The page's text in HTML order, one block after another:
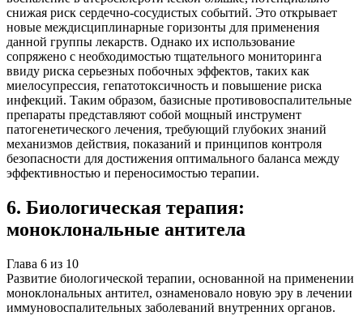
снижая риск сердечно-сосудистых событий. Это открывает
новые междисциплинарные горизонты для применения
данной группы лекарств. Однако их использование
сопряжено с необходимостью тщательного мониторинга
ввиду риска серьезных побочных эффектов, таких как
миелосупрессия, гепатотоксичность и повышение риска
инфекций. Таким образом, базисные противовоспалительные
препараты представляют собой мощный инструмент
патогенетического лечения, требующий глубоких знаний
механизмов действия, показаний и принципов контроля
безопасности для достижения оптимального баланса между
эффективностью и переносимостью терапии.
6. Биологическая терапия:
моноклональные антитела
Глава 6 из 10
Развитие биологической терапии, основанной на применении
моноклональных антител, ознаменовало новую эру в лечении
иммуновоспалительных заболеваний внутренних органов.